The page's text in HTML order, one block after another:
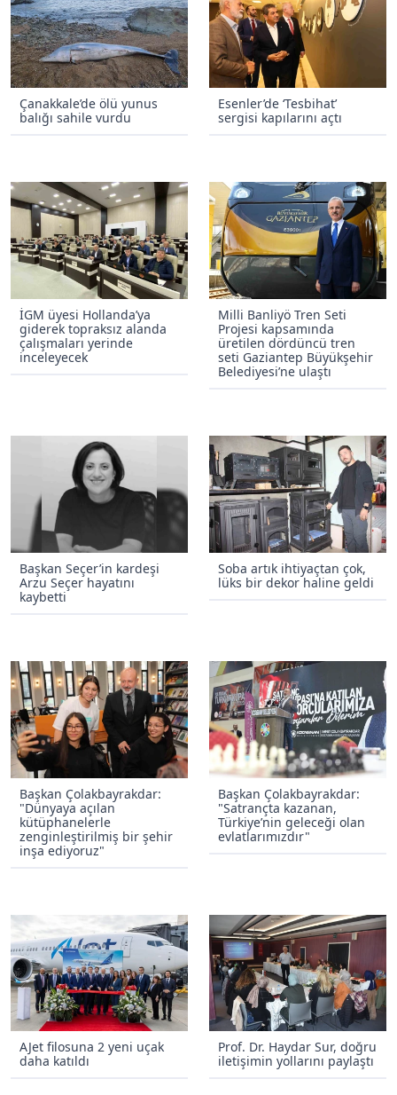
Çanakkale’de ölü yunus
balığı sahile vurdu
Esenler’de ‘Tesbihat’
sergisi kapılarını açtı
İGM üyesi Hollanda’ya
giderek topraksız alanda
çalışmaları yerinde
inceleyecek
Milli Banliyö Tren Seti
Projesi kapsamında
üretilen dördüncü tren
seti Gaziantep Büyükşehir
Belediyesi’ne ulaştı
Başkan Seçer’in kardeşi
Arzu Seçer hayatını
kaybetti
Soba artık ihtiyaçtan çok,
lüks bir dekor haline geldi
Başkan Çolakbayrakdar:
"Dünyaya açılan
kütüphanelerle
zenginleştirilmiş bir şehir
inşa ediyoruz"
Başkan Çolakbayrakdar:
"Satrançta kazanan,
Türkiye’nin geleceği olan
evlatlarımızdır"
AJet filosuna 2 yeni uçak
daha katıldı
Prof. Dr. Haydar Sur, doğru
iletişimin yollarını paylaştı